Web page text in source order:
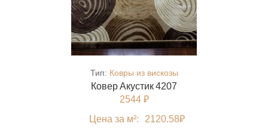
Тип: Ковры из вискозы
Ковер Акустик 4207
2544 ₽
Цена за м²:
2120.58₽